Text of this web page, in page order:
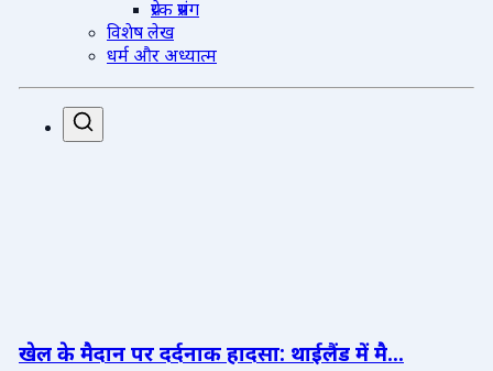
प्रेरक प्रसंग
विशेष लेख
धर्म और अध्यात्म
खेल के मैदान पर दर्दनाक हादसा: थाईलैंड में मै...